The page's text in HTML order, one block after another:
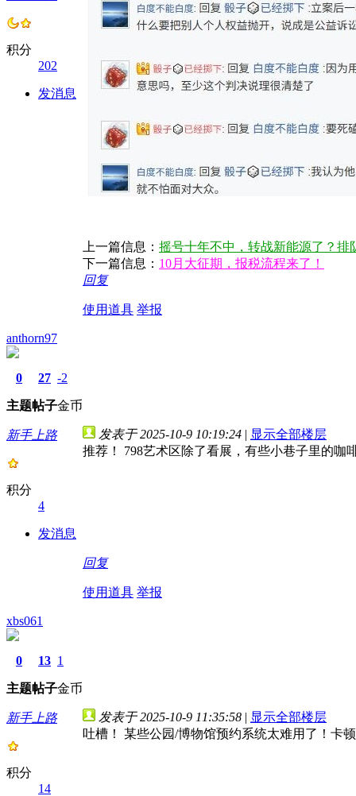
积分
202
发消息
上一篇信息： 摇号十年不中，转战新能源了？
下一篇信息： 10月大征期，报税流程来了！
回复
使用道具 举报
anthorn97
0
主题
27
帖子
-2
金币
新手上路
积分
4
发消息
发表于 2025-10-9 10:19:24 | 显示全部楼层
推荐！ 798艺术区除了看展，有些小巷子里的咖
回复
使用道具 举报
xbs061
0
主题
13
帖子
1
金币
新手上路
积分
14
发表于 2025-10-9 11:35:58 | 显示全部楼层
吐槽！ 某些公园/博物馆预约系统太难用了！卡